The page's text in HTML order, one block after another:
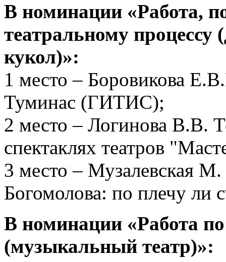
В номинации «Работа,
театральному процессу
кукол)»:
1 место – Боровикова
Туминас (ГИТИС);
2 место – Логинова В.В.
спектаклях театров
3 место – Музалевская
Богомолова: по плечу ли
В номинации «Работа
(музыкальный театр)»: